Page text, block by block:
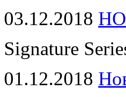
03.12.2018
Signature
01.12.2018